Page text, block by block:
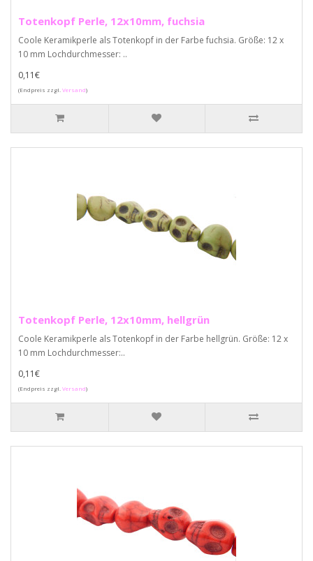
Totenkopf Perle, 12x10mm, fuchsia
Coole Keramikperle als Totenkopf in der Farbe fuchsia. Größe: 12 x
10 mm Lochdurchmesser: ..
0,11€
(Endpreis zzgl.Versand)
Totenkopf Perle, 12x10mm, hellgrün
Coole Keramikperle als Totenkopf in der Farbe hellgrün. Größe: 12 x
10 mm Lochdurchmesser:..
0,11€
(Endpreis zzgl.Versand)